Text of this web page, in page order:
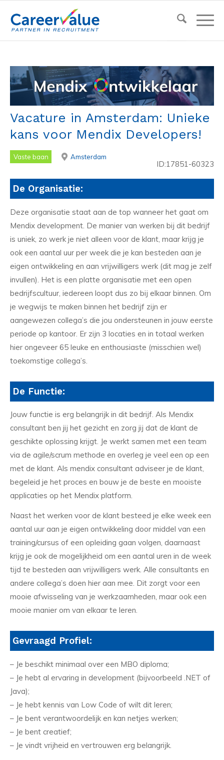
Vacature in Amsterdam: Unieke
kans voor Mendix Developers!
Vaste baan Amsterdam
ID:17851-60323
De Organisatie:
Deze organisatie staat aan de top wanneer het gaat om
Mendix development. De manier van werken bij dit bedrijf
is uniek, zo werk je niet alleen voor de klant, maar krijg je
ook een aantal uur per week die je kan besteden aan je
eigen ontwikkeling en aan vrijwilligers werk (dit mag je zelf
invullen). Het is een platte organisatie met een open
bedrijfscultuur, iedereen loopt dus zo bij elkaar binnen. Om
je wegwijs te maken binnen het bedrijf zijn er
aangewezen collega’s die jou ondersteunen in jouw eerste
periode op kantoor. Er zijn 3 locaties en in totaal werken
hier ongeveer 65 leuke en enthousiaste (misschien wel)
toekomstige collega’s.
De Functie:
Jouw functie is erg belangrijk in dit bedrijf. Als Mendix
consultant ben jij het gezicht en zorg jij dat de klant de
geschikte oplossing krijgt. Je werkt samen met een team
via de agile/scrum methode en overleg je veel een op een
met de klant. Als mendix consultant adviseer je de klant,
begeleid je het proces en bouw je de beste en mooiste
applicaties op het Mendix platform.
Naast het werken voor de klant besteed je elke week een
aantal uur aan je eigen ontwikkeling door middel van een
training/cursus of een opleiding gaan volgen, daarnaast
krijg je ook de mogelijkheid om een aantal uren in de week
tijd te besteden aan vrijwilligers werk. Alle consultants en
andere collega’s doen hier aan mee. Dit zorgt voor een
mooie afwisseling van je werkzaamheden, maar ook een
mooie manier om van elkaar te leren.
Gevraagd Profiel:
– Je beschikt minimaal over een MBO diploma;
– Je hebt al ervaring in development (bijvoorbeeld .NET of
Java);
– Je hebt kennis van Low Code of wilt dit leren;
– Je bent verantwoordelijk en kan netjes werken;
– Je bent creatief;
– Je vindt vrijheid en vertrouwen erg belangrijk.